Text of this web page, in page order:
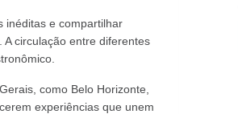
inéditas e compartilhar
circulação entre diferentes
como Belo Horizonte,
experiências que unem